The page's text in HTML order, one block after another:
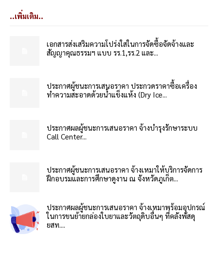
..เพิ่มเติม..
เอกสารส่งเสริมความโปร่งใสในการจัดซื้อจัดจ้างและ
สัญญาคุณธรรมฯ แบบ รร.1,รร.2 และ...
ประกาศผู้ชนะการเสนอราคา ประกวดราคาซื้อเครื่อง
ทำความสะอาดด้วยน้ำแข็งแห้ง (Dry Ice...
ประกาศผลผู้ชนะการเสนอราคา จ้างบำรุงรักษาระบบ
Call Center...
ประกาศผู้ชนะการเสนอราคา จ้างเหมาให้บริการจัดการ
ฝึกอบรมและการศึกษาดูงาน ณ จังหวัดภูเก็ต...
ประกาศผลผู้ชนะการเสนอราคา จ้างเหมาพร้อมอุปกรณ์
ในการขนย้ายกล่องใบยาและวัตถุดิบอื่นๆ ที่คลังพัสดุ
ยสท....